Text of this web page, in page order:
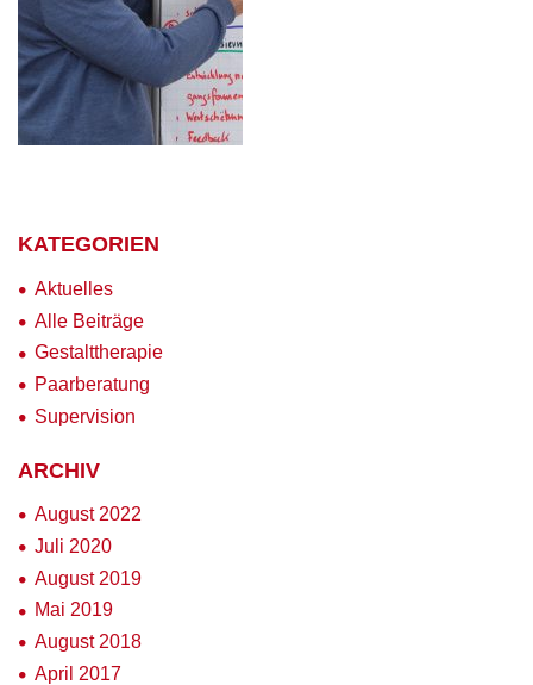
KATEGORIEN
Aktuelles
Alle Beiträge
Gestalttherapie
Paarberatung
Supervision
ARCHIV
August 2022
Juli 2020
August 2019
Mai 2019
August 2018
April 2017